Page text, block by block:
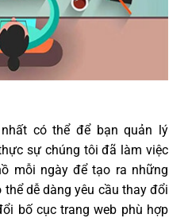
có thể để bạn quản lý
sự chúng tôi đã làm việc
mỗi ngày để tạo ra những
dễ dàng yêu cầu thay đổi
bố cục trang web phù hợp